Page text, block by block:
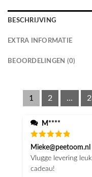
BESCHRIJVING
EXTRA INFORMATIE
BEOORDELINGEN (0)
1 2 ...
M****
Waardering
5uit 5
Mieke@peetoom.nl
Vlugge levering leuk
cadeau!